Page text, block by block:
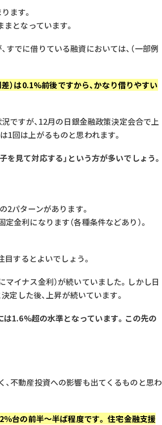
ます。
となっています。
でに借りている融資においては、（一部例
）は0.1%前後ですから、かなり借りやすい
況ですが、12月の日銀金融政策決定会合で上
1回は上がるものと思われます。
を見て対応する」という方が多いでしょう。
2パターンがあります。
利になります（各種条件などあり）。
するとよいでしょう。
イナス金利）が続いていました。しかし日
定した後、上昇が続いています。
1.6%超の水準となっています。この先の
不動産投資への影響も出てくるものと思わ
％台の前半～半ば程度です。 住宅金融支援